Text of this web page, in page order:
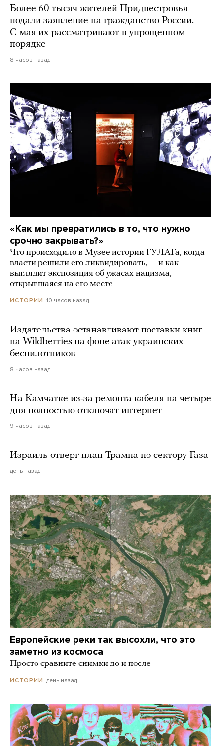
Более 60 тысяч жителей Приднестровья
подали заявление на гражданство России.
С мая их рассматривают в упрощенном
порядке
8 часов назад
«Как мы превратились в то, что нужно
срочно закрывать?»
Что происходило в Музее истории ГУЛАГа, когда
власти решили его ликвидировать, — и как
выглядит экспозиция об ужасах нацизма,
открывшаяся на его месте
ИСТОРИИ 10 часов назад
Издательства останавливают поставки книг
на Wildberries на фоне атак украинских
беспилотников
8 часов назад
На Камчатке из-за ремонта кабеля на четыре
дня полностью отключат интернет
9 часов назад
Израиль отверг план Трампа по сектору Газа
день назад
Европейские реки так высохли, что это
заметно из космоса
Просто сравните снимки до и после
ИСТОРИИ день назад